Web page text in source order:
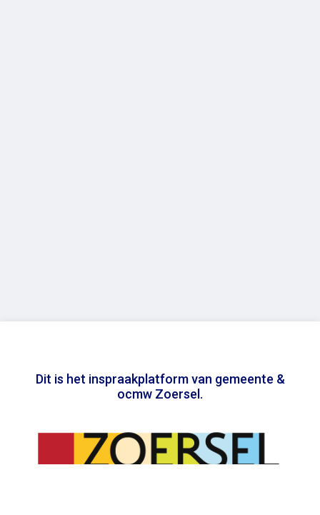
Dit is het inspraakplatform van gemeente &
ocmw Zoersel